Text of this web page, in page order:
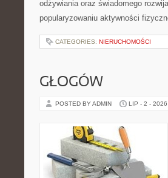
odżywiania oraz świadomego
popularyzowaniu aktywności
CATEGORIES: NIERUCHOMOŚCI
GŁOGÓW
POSTED BY ADMIN LIP - 2 - 2026